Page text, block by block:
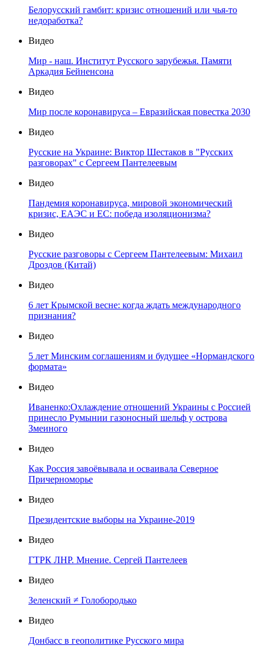
Белорусский гамбит: кризис отношений или чья-то
недоработка?
Видео
Мир - наш. Институт Русского зарубежья. Памяти
Аркадия Бейненсона
Видео
Мир после коронавируса – Евразийская повестка 2030
Видео
Русские на Украине: Виктор Шестаков в "Русских
разговорах" с Сергеем Пантелеевым
Видео
Пандемия коронавируса, мировой экономический
кризис, ЕАЭС и ЕС: победа изоляционизма?
Видео
Русские разговоры с Сергеем Пантелеевым: Михаил
Дроздов (Китай)
Видео
6 лет Крымской весне: когда ждать международного
признания?
Видео
5 лет Минским соглашениям и будущее «Нормандского
формата»
Видео
Иваненко:Охлаждение отношений Украины с Россией
принесло Румынии газоносный шельф у острова
Змеиного
Видео
Как Россия завоёвывала и осваивала Северное
Причерноморье
Видео
Президентские выборы на Украине-2019
Видео
ГТРК ЛНР. Мнение. Сергей Пантелеев
Видео
Зеленский ≠ Голобородько
Видео
Донбасс в геополитике Русского мира